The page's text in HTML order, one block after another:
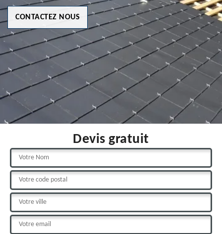
CONTACTEZ NOUS
Devis gratuit